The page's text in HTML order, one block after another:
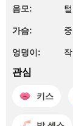
음모:
가슴:
엉덩이:
관심
키스